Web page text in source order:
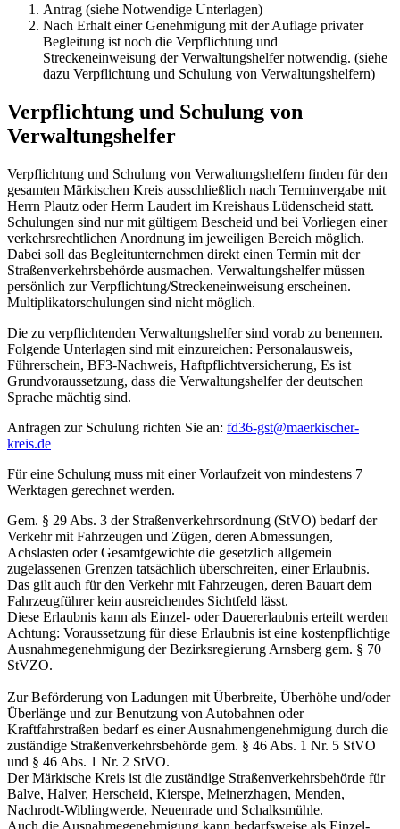
Antrag (siehe Notwendige Unterlagen)
Nach Erhalt einer Genehmigung mit der Auflage privater
Begleitung ist noch die Verpflichtung und
Streckeneinweisung der Verwaltungshelfer notwendig. (siehe
dazu Verpflichtung und Schulung von Verwaltungshelfern)
Verpflichtung und Schulung von
Verwaltungshelfer
Verpflichtung und Schulung von Verwaltungshelfern finden für den
gesamten Märkischen Kreis ausschließlich nach Terminvergabe mit
Herrn Plautz oder Herrn Laudert im Kreishaus Lüdenscheid statt.
Schulungen sind nur mit gültigem Bescheid und bei Vorliegen einer
verkehrsrechtlichen Anordnung im jeweiligen Bereich möglich.
Dabei soll das Begleitunternehmen direkt einen Termin mit der
Straßenverkehrsbehörde ausmachen. Verwaltungshelfer müssen
persönlich zur Verpflichtung/Streckeneinweisung erscheinen.
Multiplikatorschulungen sind nicht möglich.
Die zu verpflichtenden Verwaltungshelfer sind vorab zu benennen.
Folgende Unterlagen sind mit einzureichen: Personalausweis,
Führerschein, BF3-Nachweis, Haftpflichtversicherung, Es ist
Grundvoraussetzung, dass die Verwaltungshelfer der deutschen
Sprache mächtig sind.
Anfragen zur Schulung richten Sie an: fd36-gst@​maerkischer-
kreis.de
Für eine Schulung muss mit einer Vorlaufzeit von mindestens 7
Werktagen gerechnet werden.
Gem. § 29 Abs. 3 der Straßenverkehrsordnung (StVO) bedarf der
Verkehr mit Fahrzeugen und Zügen, deren Abmessungen,
Achslasten oder Gesamtgewichte die gesetzlich allgemein
zugelassenen Grenzen tatsächlich überschreiten, einer Erlaubnis.
Das gilt auch für den Verkehr mit Fahrzeugen, deren Bauart dem
Fahrzeugführer kein ausreichendes Sichtfeld lässt.
Diese Erlaubnis kann als Einzel- oder Dauererlaubnis erteilt werden
Achtung: Voraussetzung für diese Erlaubnis ist eine kostenpflichtige
Ausnahmegenehmigung der Bezirksregierung Arnsberg gem. § 70
StVZO.
Zur Beförderung von Ladungen mit Überbreite, Überhöhe und/oder
Überlänge und zur Benutzung von Autobahnen oder
Kraftfahrstraßen bedarf es einer Ausnahmengenehmigung durch die
zuständige Straßenverkehrsbehörde gem. § 46 Abs. 1 Nr. 5 StVO
und § 46 Abs. 1 Nr. 2 StVO.
Der Märkische Kreis ist die zuständige Straßenverkehrsbehörde für
Balve, Halver, Herscheid, Kierspe, Meinerzhagen, Menden,
Nachrodt-Wiblingwerde, Neuenrade und Schalksmühle.
Auch die Ausnahmegenehmigung kann bedarfsweise als Einzel-